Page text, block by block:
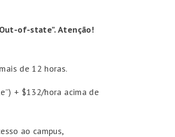
of-state”.Atenção!
de 12 horas.
+ $132/hora acima de
ao campus,